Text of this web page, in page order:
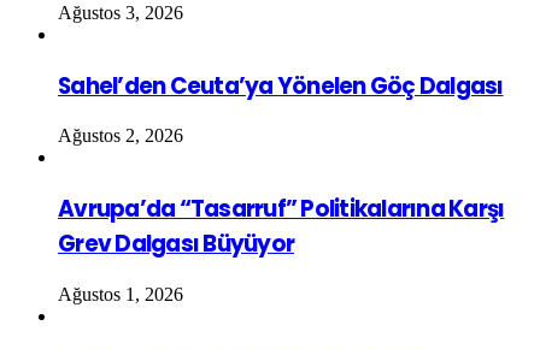
Ağustos 3, 2026
Sahel’den Ceuta’ya Yönelen Göç Dalgası
Ağustos 2, 2026
Avrupa’da “Tasarruf” Politikalarına Karşı
Grev Dalgası Büyüyor
Ağustos 1, 2026